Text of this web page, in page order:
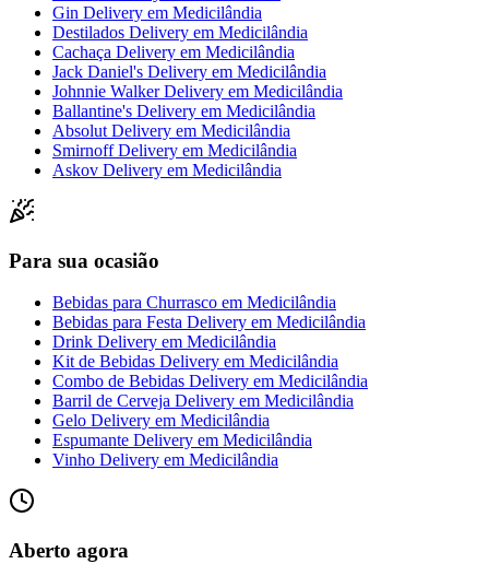
Gin Delivery em Medicilândia
Destilados Delivery em Medicilândia
Cachaça Delivery em Medicilândia
Jack Daniel's Delivery em Medicilândia
Johnnie Walker Delivery em Medicilândia
Ballantine's Delivery em Medicilândia
Absolut Delivery em Medicilândia
Smirnoff Delivery em Medicilândia
Askov Delivery em Medicilândia
Para sua ocasião
Bebidas para Churrasco em Medicilândia
Bebidas para Festa Delivery em Medicilândia
Drink Delivery em Medicilândia
Kit de Bebidas Delivery em Medicilândia
Combo de Bebidas Delivery em Medicilândia
Barril de Cerveja Delivery em Medicilândia
Gelo Delivery em Medicilândia
Espumante Delivery em Medicilândia
Vinho Delivery em Medicilândia
Aberto agora